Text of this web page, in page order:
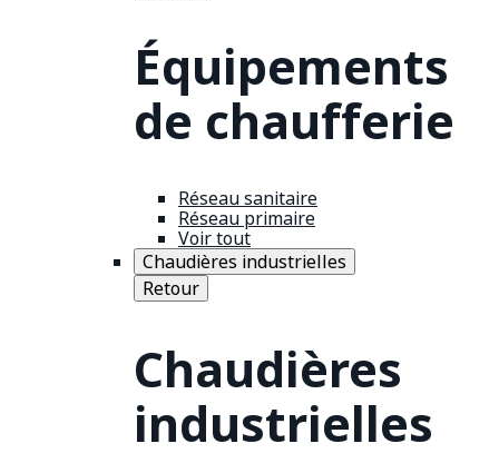
Équipements
de chaufferie
Réseau sanitaire
Réseau primaire
Voir tout
Chaudières industrielles
Retour
Chaudières
industrielles